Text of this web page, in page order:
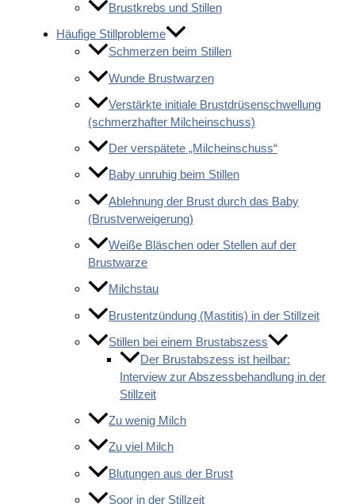
Brustkrebs und Stillen
Häufige Stillprobleme
Schmerzen beim Stillen
Wunde Brustwarzen
Verstärkte initiale Brustdrüsenschwellung
(schmerzhafter Milcheinschuss)
Der verspätete „Milcheinschuss“
Baby unruhig beim Stillen
Ablehnung der Brust durch das Baby
(Brustverweigerung)
Weiße Bläschen oder Stellen auf der
Brustwarze
Milchstau
Brustentzündung (Mastitis) in der Stillzeit
Stillen bei einem Brustabszess
Der Brustabszess ist heilbar:
Interview zur Abszessbehandlung in der
Stillzeit
Zu wenig Milch
Zu viel Milch
Blutungen aus der Brust
Soor in der Stillzeit